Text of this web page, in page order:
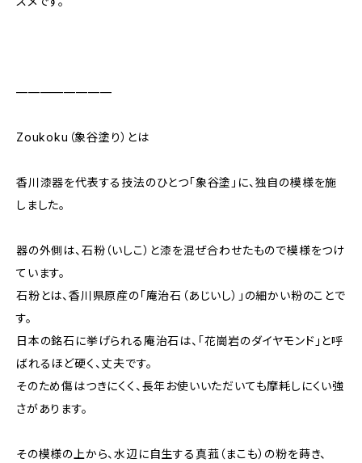
————————
Zoukoku（象谷塗り）とは
香川漆器を代表する技法のひとつ「象谷塗」に、独自の模様を施
しました。
器の外側は、石粉（いしこ）と漆を混ぜ合わせたもので模様をつけ
ています。
石粉とは、香川県原産の「庵治石（あじいし）」の細かい粉のことで
す。
日本の銘石に挙げられる庵治石は、「花崗岩のダイヤモンド」と呼
ばれるほど硬く、丈夫です。
そのため傷はつきにくく、長年お使いいただいても摩耗しにくい強
さがあります。
その模様の上から、水辺に自生する真菰（まこも）の粉を蒔き、